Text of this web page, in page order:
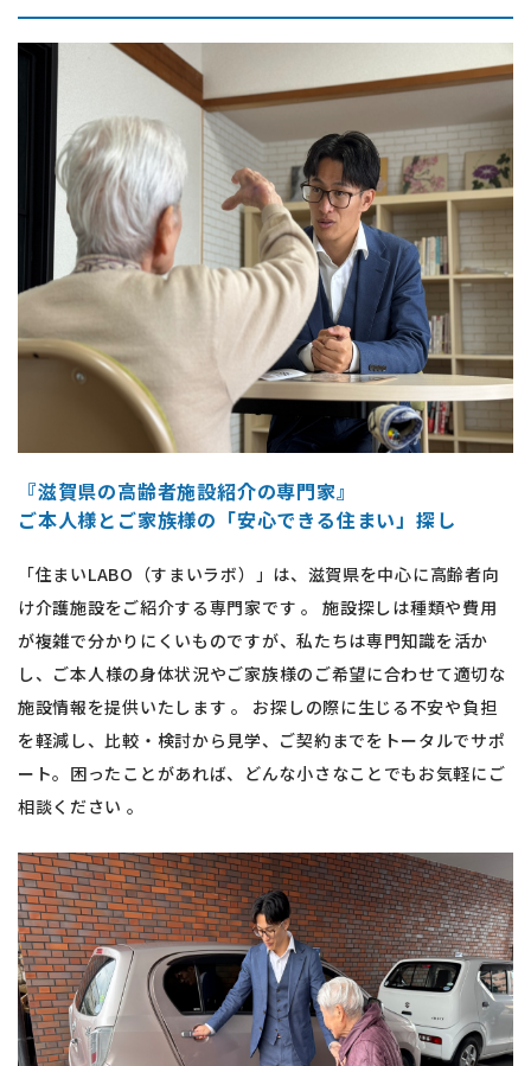
『滋賀県の高齢者施設紹介の専門家』
ご本人様とご家族様の「安心できる住まい」探し
「住まいLABO（すまいラボ）」は、滋賀県を中心に高齢者向
け介護施設をご紹介する専門家です 。 施設探しは種類や費用
が複雑で分かりにくいものですが、私たちは専門知識を活か
し、ご本人様の身体状況やご家族様のご希望に合わせて適切な
施設情報を提供いたします 。 お探しの際に生じる不安や負担
を軽減し、比較・検討から見学、ご契約までをトータルでサポ
ート。困ったことがあれば、どんな小さなことでもお気軽にご
相談ください 。